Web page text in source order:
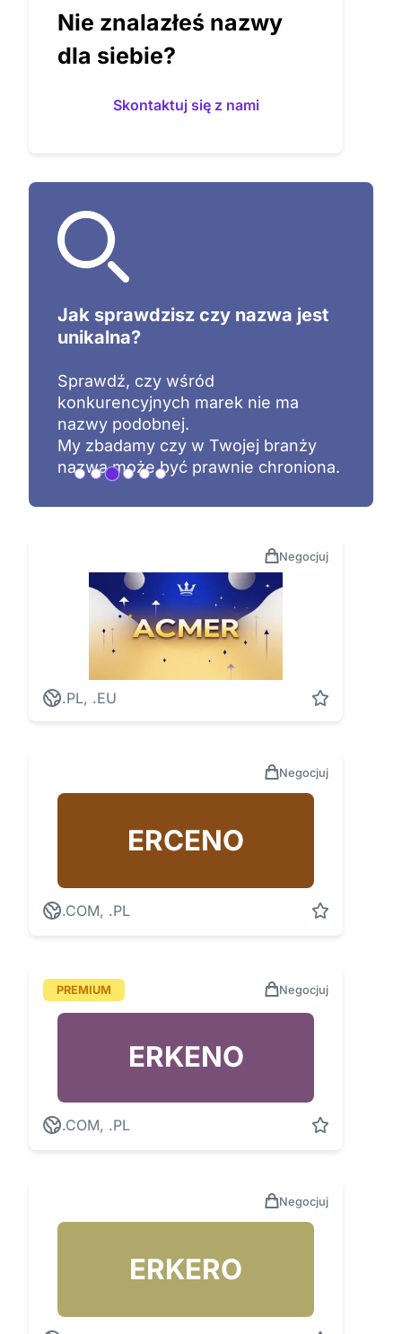
Nie znalazłeś nazwy
dla siebie?
Skontaktuj się z nami
Jak sprawdzisz czy nazwa jest
unikalna?
Sprawdź, czy wśród
konkurencyjnych marek nie ma
nazwy podobnej.
My zbadamy czy w Twojej branży
nazwa może być prawnie chroniona.
Negocjuj
.PL, .EU
Negocjuj
ERCENO
.COM, .PL
PREMIUM Negocjuj
ERKENO
.COM, .PL
Negocjuj
ERKERO